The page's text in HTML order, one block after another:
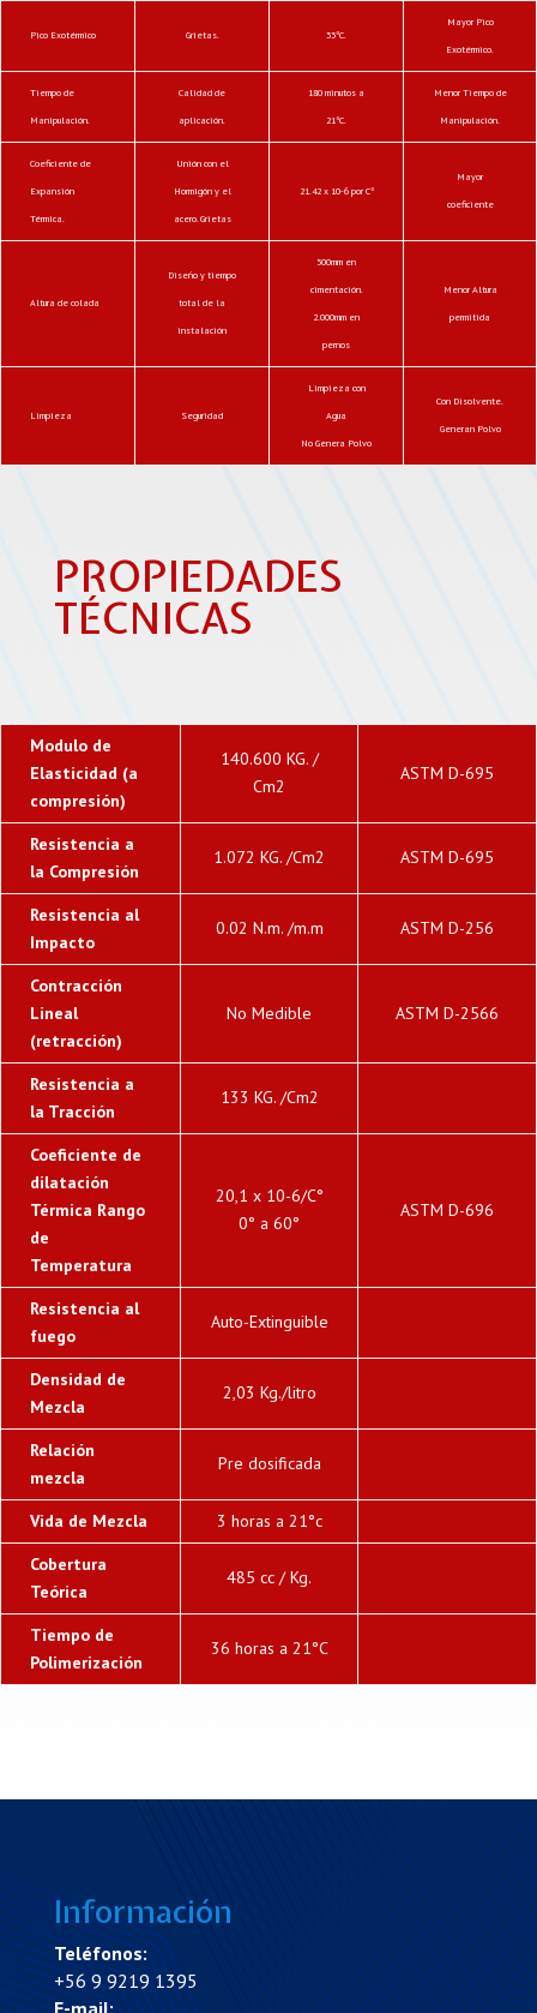
Pico Exotérmico Grietas. 33°C.
Mayor Pico
Exotérmico.
Tiempo de
Manipulación.
Calidad de
aplicación.
180 minutos a
21°C.
Menor Tiempo de
Manipulación.
Coeficiente de
Expansión
Térmica.
Unión con el
Hormigón y el
acero. Grietas
21.42 x 10-6 por C°
Mayor
coeficiente
Altura de colada
Diseño y tiempo
total de la
instalación
500mm en
cimentación.
2.000mm en
pernos
Menor Altura
permitida
Limpieza Seguridad
Limpieza con
Agua
No Genera Polvo
Con Disolvente.
Generan Polvo
PROPIEDADES
TÉCNICAS
Modulo de
Elasticidad (a
compresión)
140.600 KG. /
Cm2
ASTM D-695
Resistencia a
la Compresión
1.072 KG. /Cm2 ASTM D-695
Resistencia al
Impacto
0.02 N.m. /m.m ASTM D-256
Contracción
Lineal
(retracción)
No Medible ASTM D-2566
Resistencia a
la Tracción
133 KG. /Cm2
Coeficiente de
dilatación
Térmica Rango
de
Temperatura
20,1 x 10-6/C°
0° a 60°
ASTM D-696
Resistencia al
fuego
Auto-Extinguible
Densidad de
Mezcla
2,03 Kg./litro
Relación
mezcla
Pre dosificada
Vida de Mezcla
3 horas a 21°c
Cobertura
Teórica
485 cc / Kg.
Tiempo de
Polimerización
36 horas a 21°C
Información
Teléfonos:
+56 9 9219 1395
E-mail: